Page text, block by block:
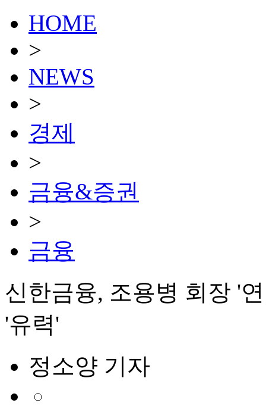
HOME
>
NEWS
>
경제
>
금융&증권
>
금융
신한금융, 조용병 회장 '
'유력'
정소양 기자